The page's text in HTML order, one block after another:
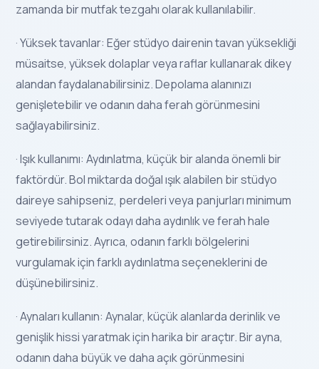
zamanda bir mutfak tezgahı olarak kullanılabilir.
· Yüksek tavanlar: Eğer stüdyo dairenin tavan yüksekliği
müsaitse, yüksek dolaplar veya raflar kullanarak dikey
alandan faydalanabilirsiniz. Depolama alanınızı
genişletebilir ve odanın daha ferah görünmesini
sağlayabilirsiniz.
· Işık kullanımı: Aydınlatma, küçük bir alanda önemli bir
faktördür. Bol miktarda doğal ışık alabilen bir stüdyo
daireye sahipseniz, perdeleri veya panjurları minimum
seviyede tutarak odayı daha aydınlık ve ferah hale
getirebilirsiniz. Ayrıca, odanın farklı bölgelerini
vurgulamak için farklı aydınlatma seçeneklerini de
düşünebilirsiniz.
· Aynaları kullanın: Aynalar, küçük alanlarda derinlik ve
genişlik hissi yaratmak için harika bir araçtır. Bir ayna,
odanın daha büyük ve daha açık görünmesini